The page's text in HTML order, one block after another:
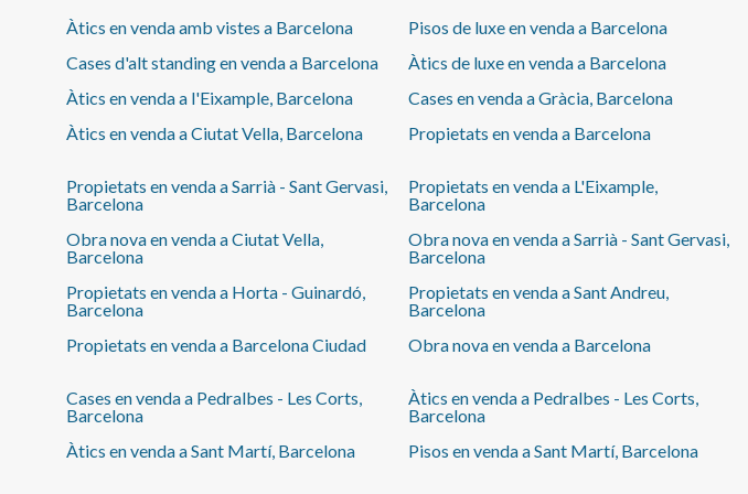
per a famílies, professionals o persones que
aquesta zona significa gaudir d’un dels entorns més
dinàmics de Barcelona, amb comerços, restauració,
transport públic i àmplies zones verdes a pocs
passos. La proximitat a la Plaça Espanya i al Parc Joan
connexió ràpida amb qualsevol punt de la ciutat. La
propietat incorpora domòtica, calefacció, aire
doble vidre a la majoria de les estances. Un habitatge
pensat per a qui valora el caràcter de l’arquitectura
barcelonina sense renunciar al confort actual. Per
conèixer-ne el preu i descobrir-ne tot el potencial,
en habitatges exclusius a Barcelona, Madrid,
Àtics en venda amb vistes a Barcelona
Pisos de luxe en venda a Barcelona
Cases d'alt standing en venda a Barcelona
Àtics de luxe en venda a Barcelona
Àtics en venda a l'Eixample, Barcelona
Cases en venda a Gràcia, Barcelona
Àtics en venda a Ciutat Vella, Barcelona
Propietats en venda a Barcelona
Propietats en venda a Sarrià - Sant Gervasi,
Barcelona
Propietats en venda a L'Eixample,
Barcelona
Obra nova en venda a Ciutat Vella,
Barcelona
Obra nova en venda a Sarrià - Sant Gervasi,
Barcelona
Propietats en venda a Horta - Guinardó,
Barcelona
Propietats en venda a Sant Andreu,
Barcelona
Propietats en venda a Barcelona Ciudad Obra nova en venda a Barcelona
Cases en venda a Pedralbes - Les Corts,
Barcelona
Àtics en venda a Pedralbes - Les Corts,
Barcelona
Àtics en venda a Sant Martí, Barcelona
Pisos en venda a Sant Martí, Barcelona